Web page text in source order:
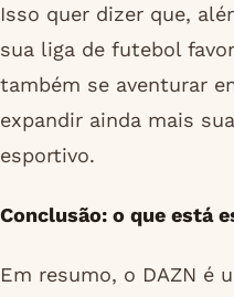
Isso quer dizer que,
sua liga de futebol
também se aventurar
expandir ainda mais
esportivo.
Conclusão: o que está
Em resumo, o DAZN é